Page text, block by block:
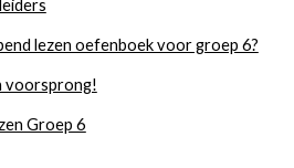
lezen oefenboek voor groep 6?
voorsprong!
Groep 6